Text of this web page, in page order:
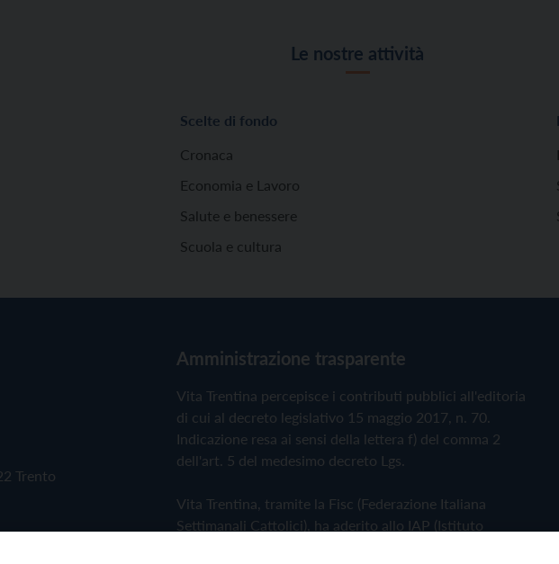
Le nostre attività
Scelte di fondo
Cronaca
Economia e Lavoro
Salute e benessere
Scuola e cultura
Trento
Amministrazione trasparente
Vita Trentina percepisce i contributi pubblici all'editoria
di cui al decreto legislativo 15 maggio 2017, n. 70.
Indicazione resa ai sensi della lettera f) del comma 2
dell'art. 5 del medesimo decreto Lgs.
Vita Trentina, tramite la Fisc (Federazione Italiana
Settimanali Cattolici), ha aderito allo IAP (Istituto